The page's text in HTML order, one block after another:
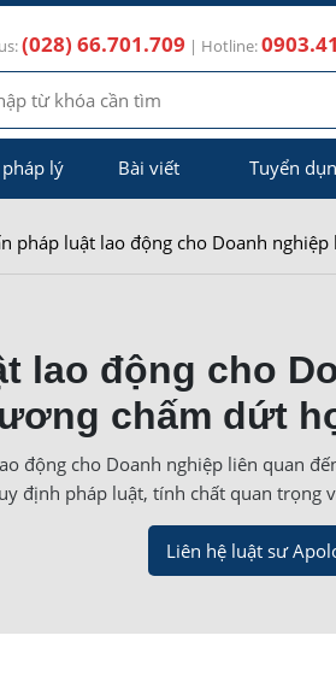
(028) 66.701.709 | Hotline:
lý Bài viết Tuyển
pháp luật lao động cho Doanh
lao động cho
chấm dứt
động cho Doanh nghiệp liên quan
định pháp luật, tính chất quan trọng
Liên hệ luật sư